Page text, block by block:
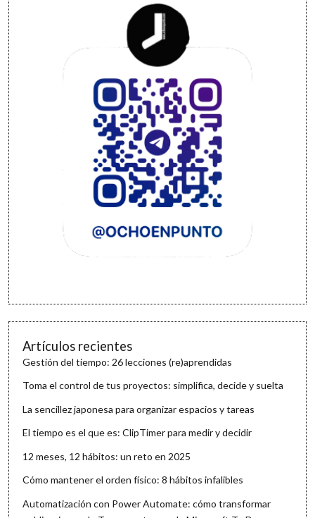
Artículos recientes
Gestión del tiempo: 26 lecciones (re)aprendidas
Toma el control de tus proyectos: simplifica, decide y suelta
La sencillez japonesa para organizar espacios y tareas
El tiempo es el que es: ClipTimer para medir y decidir
12 meses, 12 hábitos: un reto en 2025
Cómo mantener el orden físico: 8 hábitos infalibles
Automatización con Power Automate: cómo transformar